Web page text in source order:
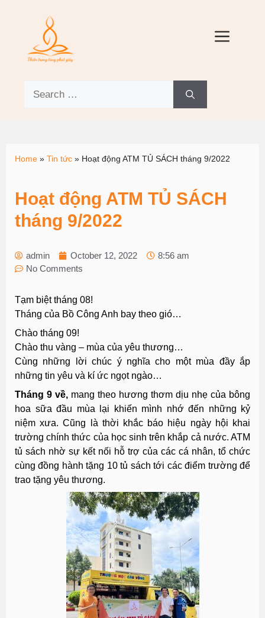
Home » Tin tức » Hoạt động ATM TỦ SÁCH tháng 9/2022
Hoạt động ATM TỦ SÁCH
tháng 9/2022
admin October 12, 2022
8:56 am
No Comments
Tạm biệt tháng 08!
Tháng của Bồ Công Anh bay theo gió…
Chào tháng 09!
Chào thu vàng – mùa của yêu thương…
Cùng những lời chúc ý nghĩa cho một mùa đầy ắp
những tin yêu và kí ức ngọt ngào…
Tháng 9 về, mang theo hương thơm dịu nhẹ của bông
hoa sữa đầu mùa lại khiến mình nhớ đến những kỷ
niệm xưa. Cũng là thời khắc báo hiệu ngày hội khai
trường chính thức của học sinh trên khắp cả nước. ATM
tủ sách nhờ sự kết nối hỗ trợ của các cá nhân, tổ chức
cùng đồng hành tặng 10 tủ sách tới các điểm trường để
trao tặng yêu thương.